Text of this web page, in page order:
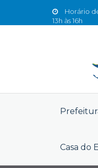
Horário
13h às 16h
Casa do